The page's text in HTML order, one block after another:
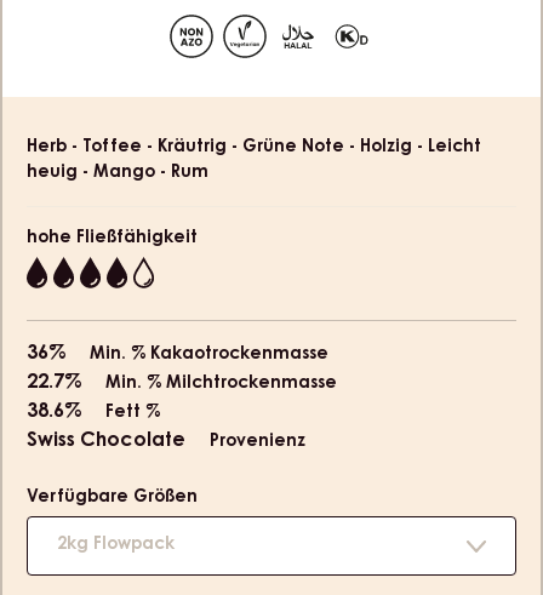
slide
1
information
Herb - Toffee - Kräutrig - Grüne Note - Holzig - Leicht
heuig - Mango - Rum
hohe Fließfähigkeit
4
36% Min. % Kakaotrockenmasse
22.7% Min. % Milchtrockenmasse
38.6% Fett %
Swiss Chocolate Provenienz
Verfügbare Größen
2kg Flowpack